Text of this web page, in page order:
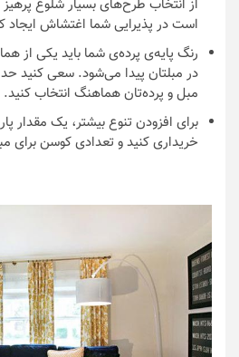
از انتخاب طرح‌های بسیار شلوغ
است در پذیرایی شما اغتشاش ایجاد
رنگ پایه‌ی پرده‌ی شما باید یکی از
در مبلتان پیدا می‌شود. سعی کنید
مبل و پرده‌تان هماهنگ انتخاب کنید.
برای افزودن تنوع بیشتر، یک مقدار
خریداری کنید و تعدادی کوسن برای